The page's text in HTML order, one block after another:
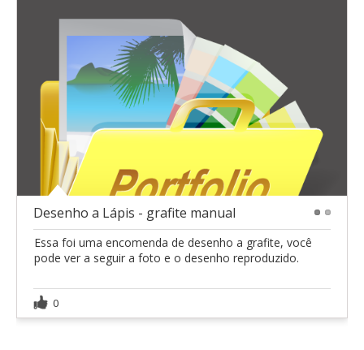
Desenho a Lápis - grafite manual
Essa foi uma encomenda de desenho a grafite, você
pode ver a seguir a foto e o desenho reproduzido.
0